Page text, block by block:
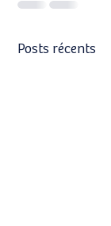
Posts récents